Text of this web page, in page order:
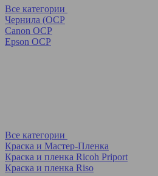
Все категории
Чернила (OCP
Canon OCP
Epson OCP
Все категории
Краска и Мастер-Пленка
Краска и пленка Ricoh Priport
Краска и пленка Riso